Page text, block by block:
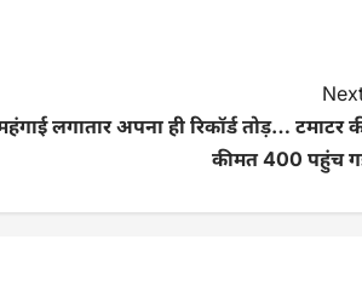
लगातार अपना ही रिकॉर्ड तोड़… टमाटर
कीमत 400 पहुंच